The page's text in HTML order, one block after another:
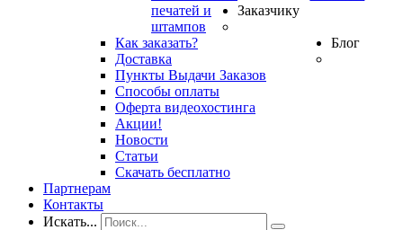
печатей и
штампов
Заказчику
Как заказать?
Доставка
Пункты Выдачи Заказов
Способы оплаты
Оферта видеохостинга
Блог
Акции!
Новости
Статьи
Скачать бесплатно
Партнерам
Контакты
Искать...